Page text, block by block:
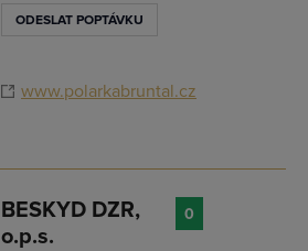
ODESLAT POPTÁVKU
www.polarkabruntal.cz
BESKYD DZR,
o.p.s.
0